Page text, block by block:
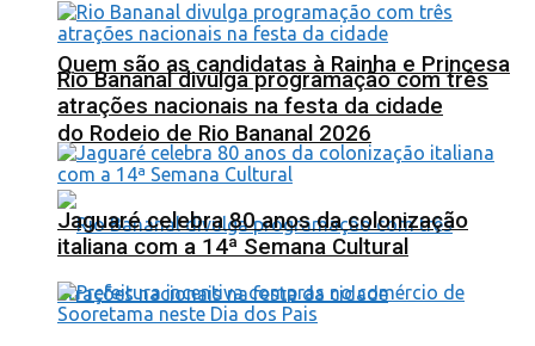
Quem são as candidatas à Rainha e Princesa
do Rodeio de Rio Bananal 2026
Rio Bananal divulga programação com três
atrações nacionais na festa da cidade
Jaguaré celebra 80 anos da colonização
italiana com a 14ª Semana Cultural